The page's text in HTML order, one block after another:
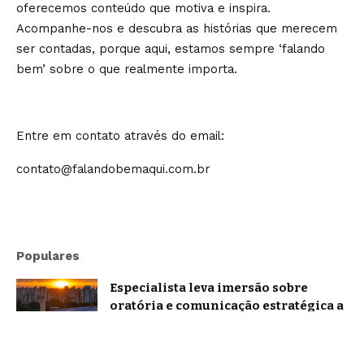
oferecemos conteúdo que motiva e inspira.
Acompanhe-nos e descubra as histórias que merecem
ser contadas, porque aqui, estamos sempre ‘falando
bem’ sobre o que realmente importa.
Entre em contato através do email:
contato@falandobemaqui.com.br
Populares
Especialista leva imersão sobre
oratória e comunicação estratégica a